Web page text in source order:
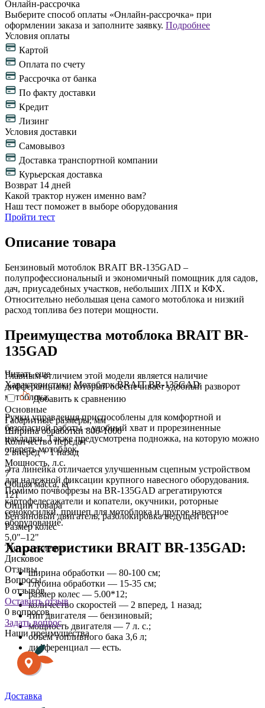
Онлайн-рассрочка
Выберите способ оплаты «Онлайн-рассрочка» при
оформлении заказа и заполните заявку. Подробнее
Условия оплаты
Картой
Оплата по счету
Рассрочка от банка
По факту доставки
Кредит
Лизинг
Условия доставки
Самовывоз
Доставка транспортной компании
Курьерская доставка
Возврат 14 дней
Какой трактор нужен именно вам?
Наш тест поможет в выборе оборудования
Пройти тест
Описание товара
Бензиновый мотоблок BRAIT BR-135GAD –
полупрофессиональный и экономичный помощник для садов,
дач, приусадебных участков, небольших ЛПХ и КФХ.
Относительно небольшая цена самого мотоблока и низкий
расход топлива без потери мощности.
Преимущества мотоблока BRAIT BR-
135GAD
Главным отличием этой модели является наличие
дифференциала, который обеспечивает удобный разворот
мотоблока.
Ручки управления приспособлены для комфортной и
безопасной работы – удобный хват и прорезиненные
накладки. Также предусмотрена подножка, на которую можно
опереть мотоблок.
Эта линейка отличается улучшенным сцепным устройством
для надежной фиксации крупного навесного оборудования.
Помимо почвофрезы на BR-135GAD агрегатируются
картофелесажатели и копатели, окучники, роторные
сенокосилки, прицеп для мотоблока и другое навесное
оборудование.
Характеристики BRAIT BR-135GAD:
ширина обработки — 80-100 см;
глубина обработки — 15-35 см;
размер колес — 5.00*12;
количество скоростей — 2 вперед, 1 назад;
тип двигателя — бензиновый;
мощность двигателя — 7 л. с.;
объем топливного бака 3,6 л;
дифференциал — есть.
Читать еще
Характеристики Мотоблок BRAIT BR-135GAD
Добавить к сравнению
Основные
Габаритные размеры, мм
Ширина обработки 800-1000
Количество передач
2 вперед + 1 назад
Мощность, л.с.
7
Общая масса, кг
121
Опции товара
Бензиновый двигатель, разблокировка ведущей оси
Размер колес
5,0"–12"
Тип сцепления
Дисковое
Отзывы
Вопросы
0 отзывов
Оставить отзыв
0 вопросов
Задать вопрос
Наши преимущества
Доставка